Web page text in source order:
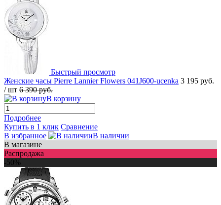
Быстрый просмотр
Женские часы Pierre Lannier Flowers 041J600-ucenka 3 195 руб.
/ шт 6 390 руб.
В корзину
Подробнее
Купить в 1 клик Сравнение
В избранное
В наличии
В магазине
Распродажа
-50%